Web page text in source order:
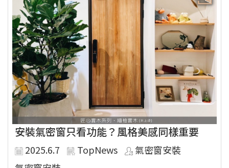
安裝氣密窗只看功能？風格美感同樣重要
2025.6.7 TopNews
氣密窗安裝